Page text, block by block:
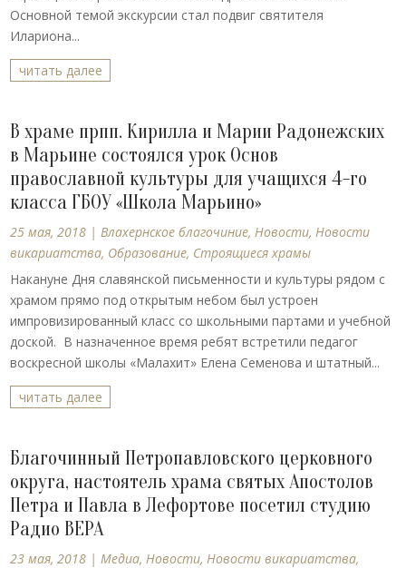
Основной темой экскурсии стал подвиг святителя
Илариона...
читать далее
В храме прпп. Кирилла и Марии Радонежских
в Марьине состоялся урок Основ
православной культуры для учащихся 4-го
класса ГБОУ «Школа Марьино»
25 мая, 2018 |Влахернское благочиние,Новости,Новости
викариатства, Образование, Строящиеся храмы
Накануне Дня славянской письменности и культуры рядом с
храмом прямо под открытым небом был устроен
импровизированный класс со школьными партами и учебной
доской. В назначенное время ребят встретили педагог
воскресной школы «Малахит» Елена Семенова и штатный...
читать далее
Благочинный Петропавловского церковного
округа, настоятель храма святых Апостолов
Петра и Павла в Лефортове посетил студию
Радио ВЕРА
23 мая, 2018 |Медиа,Новости,Новости викариатства,